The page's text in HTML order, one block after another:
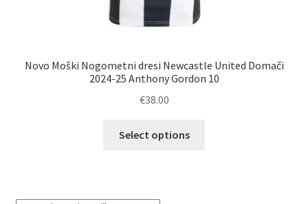
Novo Moški Nogometni dresi Newcastle United Domači
2024-25 Anthony Gordon 10
€38.00
Select options